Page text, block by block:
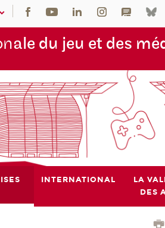
ale du jeu et des
INTERNATIONAL
LA
DES